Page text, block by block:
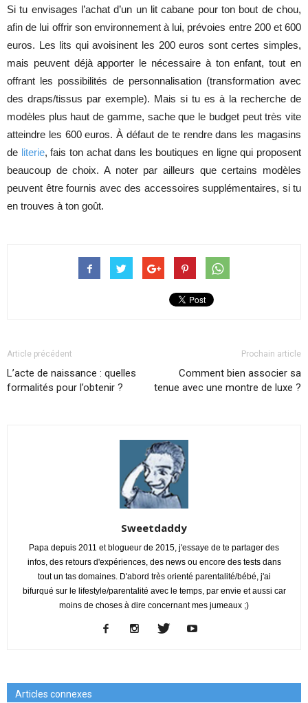
Si tu envisages l’achat d’un un lit cabane pour ton bout de chou,
afin de lui offrir son environnement à lui, prévoies entre 200 et 600
euros. Les lits qui avoisinent les 200 euros sont certes simples,
mais peuvent déjà apporter le nécessaire à ton enfant, tout en
offrant les possibilités de personnalisation (transformation avec
des draps/tissus par exemple). Mais si tu es à la recherche de
modèles plus haut de gamme, sache que le budget peut très vite
atteindre les 600 euros. À défaut de te rendre dans les magasins
de literie, fais ton achat dans les boutiques en ligne qui proposent
beaucoup de choix. A noter par ailleurs que certains modèles
peuvent être fournis avec des accessoires supplémentaires, si tu
en trouves à ton goût.
Article précédent
L’acte de naissance : quelles
formalités pour l’obtenir ?
Prochain article
Comment bien associer sa
tenue avec une montre de luxe ?
Sweetdaddy
Papa depuis 2011 et blogueur de 2015, j'essaye de te partager des
infos, des retours d'expériences, des news ou encore des tests dans
tout un tas domaines. D'abord très orienté parentalité/bébé, j'ai
bifurqué sur le lifestyle/parentalité avec le temps, par envie et aussi car
moins de choses à dire concernant mes jumeaux ;)
Articles connexes